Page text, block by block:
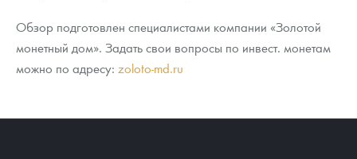
Обзор подготовлен специалистами компании «Золотой
монетный дом». Задать свои вопросы по инвест. монетам
можно по адресу: zoloto-md.ru